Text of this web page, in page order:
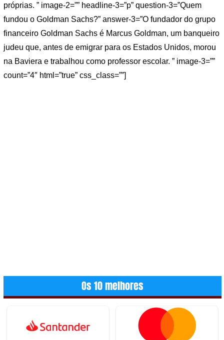
próprias. ” image-2=”” headline-3=”p” question-3=”Quem
fundou o Goldman Sachs?” answer-3=”O fundador do grupo
financeiro Goldman Sachs é Marcus Goldman, um banqueiro
judeu que, antes de emigrar para os Estados Unidos, morou
na Baviera e trabalhou como professor escolar. ” image-3=””
count=”4″ html=”true” css_class=””]
Os 10 melhores